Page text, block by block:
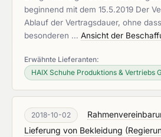
beginnend mit dem 15.5.2019 Der
Ablauf der Vertragsdauer, ohne
besonderen … Ansicht der
Erwähnte Lieferanten:
HAIX Schuhe Produktions & Vertriebs
2018-10-02
Lieferung von Bekleidung (